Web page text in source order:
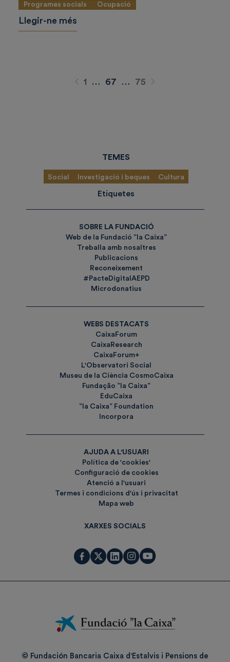
Programes socials Ocupació
Llegir-ne més
Anterior
1 … 67 … 75
TEMES
Social Investigació i beques Cultura
Etiquetes
SOBRE LA FUNDACIÓ
Web de la Fundació ”la Caixa”
Treballa amb nosaltres
Publicacions
Reconeixement
#PacteDigitalAEPD
Microdonatius
WEBS DESTACATS
CaixaForum
CaixaResearch
CaixaForum+
L'Observatori Social
Museu de la Ciència CosmoCaixa
Fundação ”la Caixa”
EduCaixa
”la Caixa” Foundation
Incorpora
AJUDA A L'USUARI
Política de 'cookies'
Configuració de cookies
Atenció a l'usuari
Termes i condicions d'ús i privacitat
Mapa web
XARXES SOCIALS
Fundación
La
© Fundación Bancaria Caixa d'Estalvis i Pensions de